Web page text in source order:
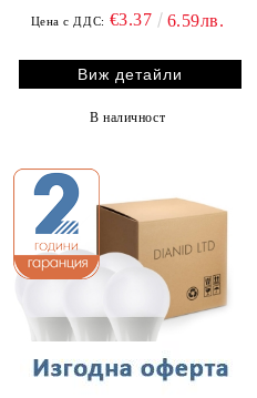
Цена с ДДС: €3.37 6.59лв.
Виж детайли
В наличност